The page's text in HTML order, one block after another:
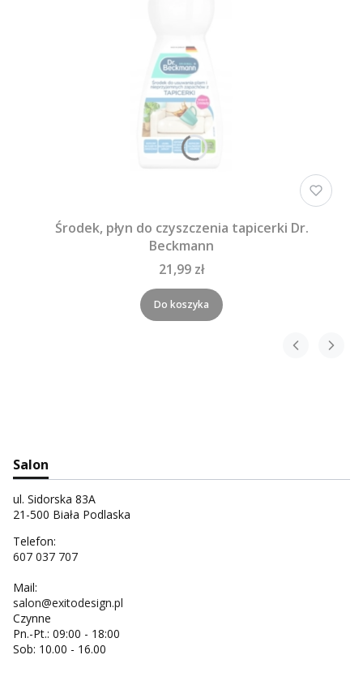
Środek, płyn do czyszczenia tapicerki Dr.
Beckmann
21,99 zł
Do koszyka
Salon
ul. Sidorska 83A
21-500 Biała Podlaska
Telefon:
607 037 707
Mail:
salon@exitodesign.pl
Czynne
Pn.-Pt.: 09:00 - 18:00
Sob: 10.00 - 16.00